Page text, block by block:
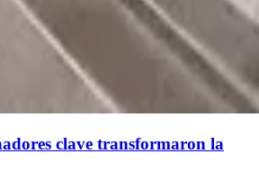
clave transformaron la